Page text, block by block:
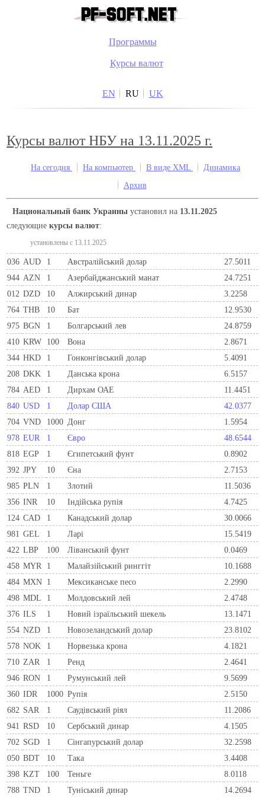
Программы
Курсы валют
EN RU UK
Курсы валют НБУ на 13.11.2025 г.
На сегодня На компьютер В виде XML
Динамика
Архив
Национальный банк Украины установил на 13.11.2025
следующиекурсы валют:
установлены c 13.11.2025
036 AUD 1 Австралійський долар
27.5011
944 AZN 1 Азербайджанський манат
24.7251
012 DZD 10 Алжирський динар
3.2258
764 THB 10 Бат
12.9530
975 BGN 1 Болгарський лев
24.8759
410 KRW 100 Вона
2.8671
344 HKD 1 Гонконгівський долар
5.4091
208 DKK 1 Данська крона
6.5157
784 AED 1 Дирхам ОАЕ
11.4451
840 USD 1 Долар США
42.0377
704 VND 1000 Донг
1.5954
978 EUR 1 Євро
48.6544
818 EGP 1 Єгипетський фунт
0.8902
392 JPY 10 Єна
2.7153
985 PLN 1 Злотий
11.5036
356 INR 10 Індійська рупія
4.7425
124 CAD 1 Канадський долар
30.0066
981 GEL 1 Ларi
15.5419
422 LBP 100 Ліванський фунт
0.0469
458 MYR 1 Малайзійський ринггіт
10.1688
484 MXN 1 Мексиканське песо
2.2990
498 MDL 1 Молдовський лей
2.4748
376 ILS 1 Новий ізраїльський шекель
13.1471
554 NZD 1 Новозеландський долар
23.8102
578 NOK 1 Норвезька крона
4.1821
710 ZAR 1 Ренд
2.4641
946 RON 1 Румунський лей
9.5699
360 IDR 1000 Рупія
2.5150
682 SAR 1 Саудівський ріял
11.2086
941 RSD 10 Сербський динар
4.1505
702 SGD 1 Сінгапурський долар
32.2598
050 BDT 10 Така
3.4408
398 KZT 100 Теньге
8.0118
788 TND 1 Туніський динар 14.2694